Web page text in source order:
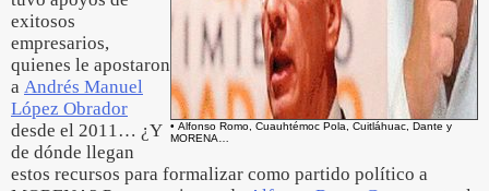
• Alfonso Romo, Cuauhtémoc Pola, Cuitláhuac, Dante y
MORENA…
exitosos
empresarios,
quienes le apostaron
a Andrés Manuel
López Obrador
desde el 2011… ¿Y
de dónde llegan
estos recursos para formalizar como partido político a